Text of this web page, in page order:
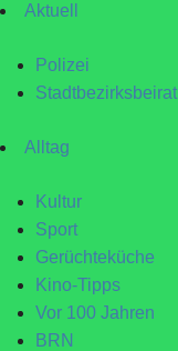
Aktuell
Polizei
Stadtbezirksbeirat
Alltag
Kultur
Sport
Gerüchteküche
Kino-Tipps
Vor 100 Jahren
BRN